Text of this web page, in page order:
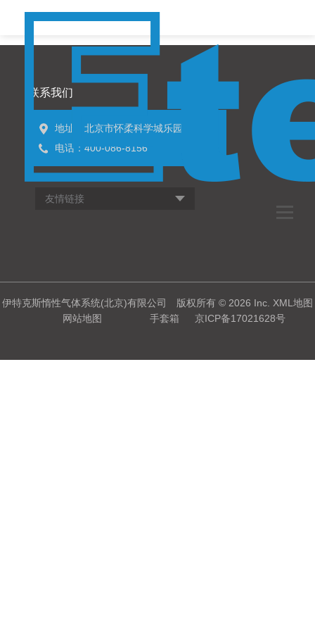
联系我们
地址：北京市怀柔科学城乐园大街9号
电话：400-086-8156
友情链接
伊特克斯惰性气体系统(北京)有限公司 版权所有 © 2026 Inc. XML地图
网站地图
手套箱 京ICP备17021628号